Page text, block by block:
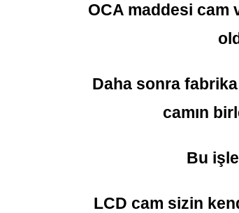
OCA maddesi cam
Daha sonra fabrika
camın
Bu
LCD cam sizin